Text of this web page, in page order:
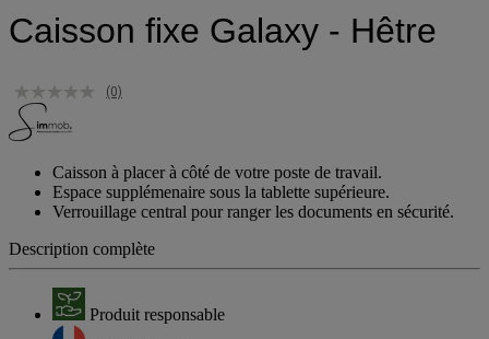
Caisson fixe Galaxy - Hêtre
(0)
Caisson à placer à côté de votre poste de travail.
Espace supplémenaire sous la tablette supérieure.
Verrouillage central pour ranger les documents en sécurité.
Description complète
Produit responsable